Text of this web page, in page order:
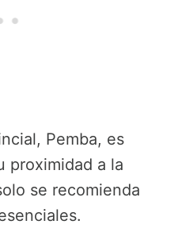
Pemba, es
proximidad a la
se recomienda